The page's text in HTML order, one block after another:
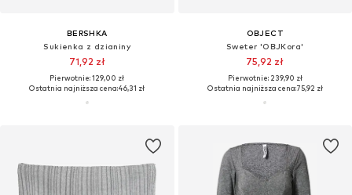
BERSHKA
Sukienka z dzianiny
71,92 zł
Pierwotnie: 129,00 zł
Ostatnia najniższa cena:46,31 zł
OBJECT
Sweter 'OBJKora'
75,92 zł
Pierwotnie: 239,90 zł
Ostatnia najniższa cena:75,92 zł